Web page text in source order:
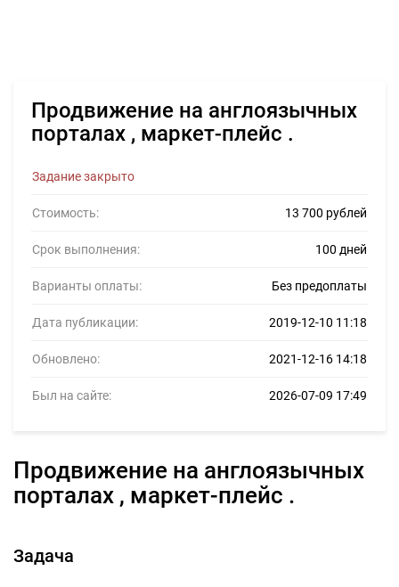
Продвижение на англоязычных
порталах , маркет-плейс .
Задание закрыто
Стоимость: 13 700 рублей
Срок выполнения: 100 дней
Варианты оплаты: Без предоплаты
Дата публикации: 2019-12-10 11:18
Обновлено: 2021-12-16 14:18
Был на сайте: 2026-07-09 17:49
Продвижение на англоязычных
порталах , маркет-плейс .
Задача